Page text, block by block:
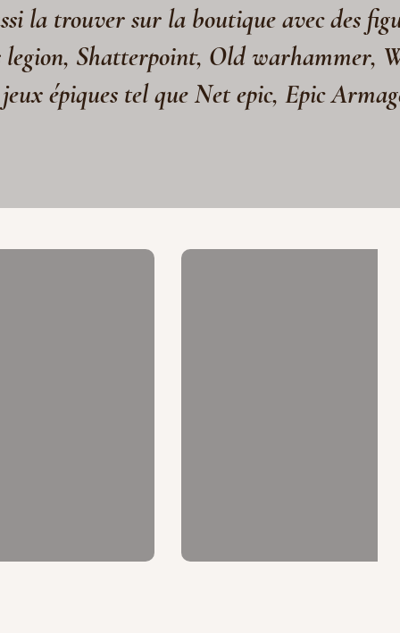
la trouver sur la boutique avec des
legion, Shatterpoint, Old warhammer,
jeux épiques tel que Net epic, Epic